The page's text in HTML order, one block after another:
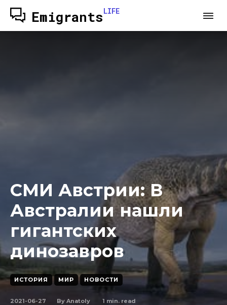
EmigrantsLIFE
СМИ Австрии: В
Австралии нашли
гигантских
динозавров
ИСТОРИЯ МИР НОВОСТИ
2021-06-27 By Anatoly 1 min. read